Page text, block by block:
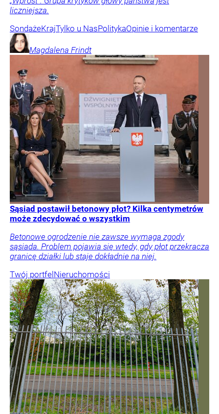
liczniejsza.
SondażeKrajTylko u NasPolitykaOpinie i komentarze
Magdalena Frindt
Sąsiad postawił betonowy płot? Kilka centymetrów
może zdecydować o wszystkim
Betonowe ogrodzenie nie zawsze wymaga zgody
sąsiada. Problem pojawia się wtedy, gdy płot przekracza
granicę działki lub staje dokładnie na niej.
Twój portfel Nieruchomości